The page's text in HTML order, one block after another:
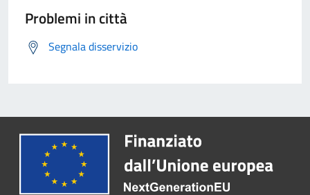
Problemi in città
Segnala disservizio